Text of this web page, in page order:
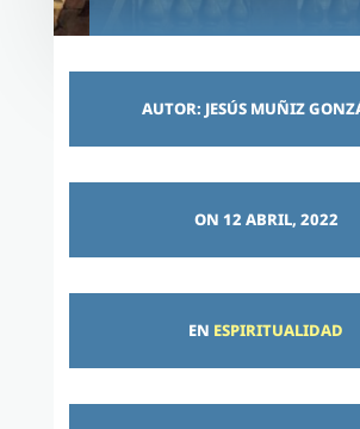
AUTOR: JESÚS MUÑIZ
ON 12 ABRIL, 2022
EN ESPIRITUALIDAD